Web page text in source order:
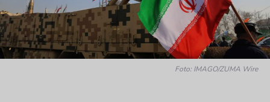
Foto: IMAGO/ZUMA Wire